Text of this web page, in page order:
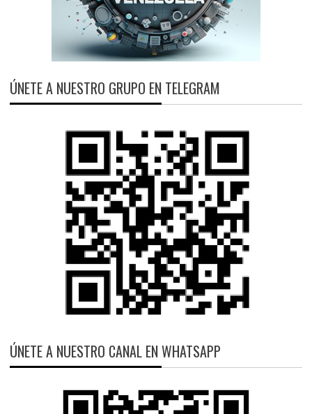
ÚNETE A NUESTRO GRUPO EN TELEGRAM
ÚNETE A NUESTRO CANAL EN WHATSAPP